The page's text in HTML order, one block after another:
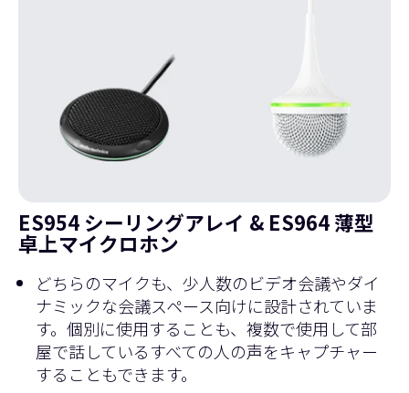
ES954 シーリングアレイ & ES964 薄型
卓上マイクロホン
どちらのマイクも、少人数のビデオ会議やダイ
ナミックな会議スペース向けに設計されていま
す。個別に使用することも、複数で使用して部
屋で話しているすべての人の声をキャプチャー
することもできます。